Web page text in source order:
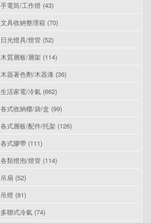
手電筒/工作燈 (43)
文具收納整理箱 (70)
日光燈具/燈管 (52)
木質層板/層架 (114)
木器著色劑/木器漆 (36)
生活家電/冷氣 (662)
各式收納櫃/袋/盒 (99)
各式層板/配件/托架 (126)
各式膠帶 (111)
各類燈泡/燈管 (114)
吊扇 (52)
吊燈 (81)
多聯式冷氣 (74)